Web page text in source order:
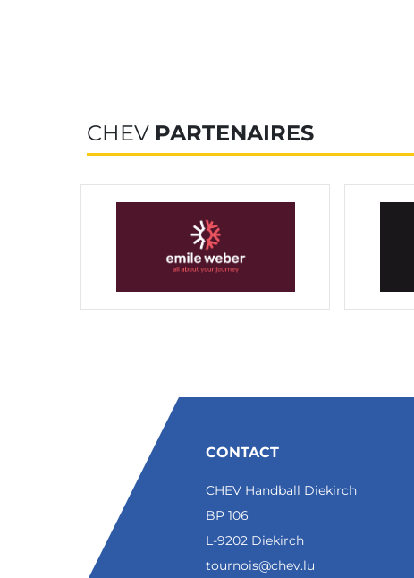
CHEV PARTENAIRES
CONTACT
CHEV Handball Diekirch
BP 106
L-9202 Diekirch
tournois@chev.lu